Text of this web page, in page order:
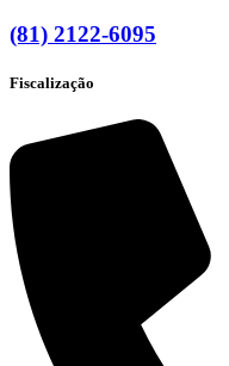
(81) 2122-6095
Fiscalização